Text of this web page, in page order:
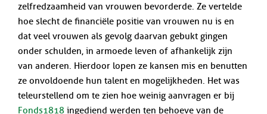
zelfredzaamheid van vrouwen bevorderde. Ze vertelde
hoe slecht de financiële positie van vrouwen nu is en
dat veel vrouwen als gevolg daarvan gebukt gingen
onder schulden, in armoede leven of afhankelijk zijn
van anderen. Hierdoor lopen ze kansen mis en benutten
ze onvoldoende hun talent en mogelijkheden. Het was
teleurstellend om te zien hoe weinig aanvragen er bij
Fonds1818 ingediend werden ten behoeve van de